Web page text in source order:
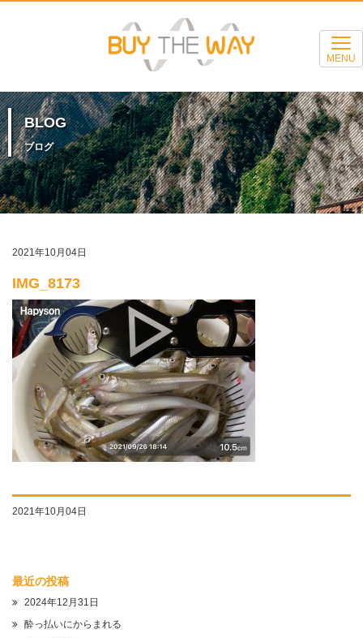
MENU
BLOG
ブログ
2021年10月04日
IMG_8173
2021年10月04日
最近の投稿
2024年12月31日
酔っ払いにからまれる